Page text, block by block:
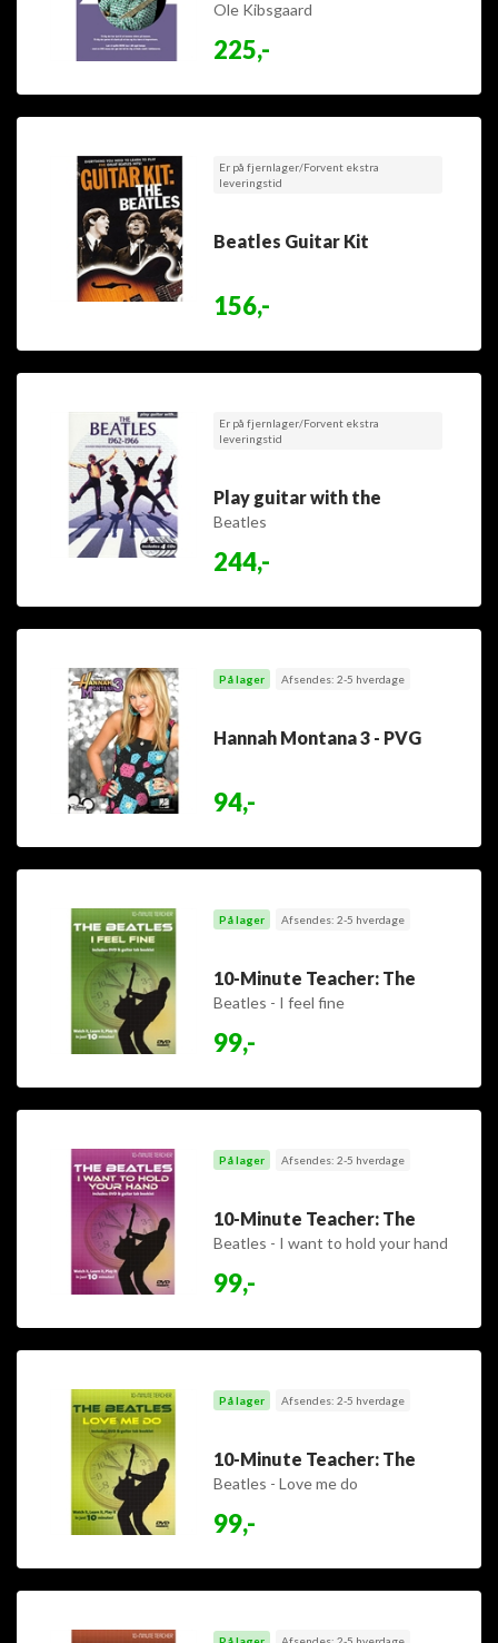
Ole Kibsgaard
225,-
Er på fjernlager/Forvent ekstra
leveringstid
Beatles Guitar Kit
156,-
Er på fjernlager/Forvent ekstra
leveringstid
Play guitar with the
Beatles
244,-
På lager Afsendes: 2-5 hverdage
Hannah Montana 3 - PVG
94,-
På lager Afsendes: 2-5 hverdage
10-Minute Teacher: The
Beatles - I feel fine
99,-
På lager Afsendes: 2-5 hverdage
10-Minute Teacher: The
Beatles - I want to hold your hand
99,-
På lager Afsendes: 2-5 hverdage
10-Minute Teacher: The
Beatles - Love me do
99,-